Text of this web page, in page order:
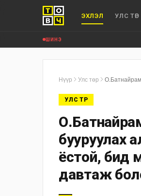
ЭХЛЭЛ УЛС ТӨР
ШИНЭ
Нүүр Улс төр
УЛС ТӨР
бууруулах
ёстой, бид
давтаж